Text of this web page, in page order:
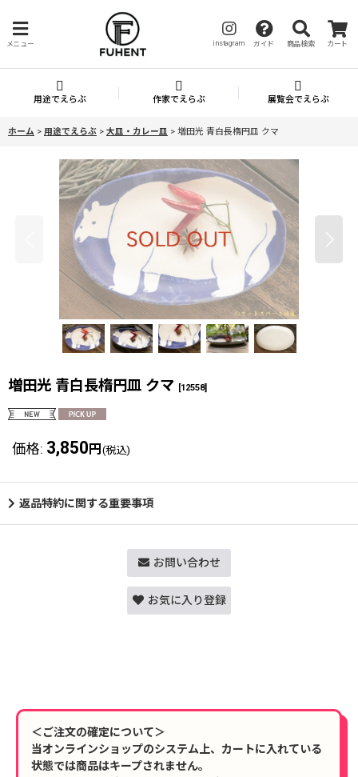
メニュー instagram ガイド 商品検索 カート
用途でえらぶ 作家でえらぶ 展覧会でえらぶ
ホーム > 用途でえらぶ > 大皿・カレー皿 > 増田光 青白長楕円皿 クマ
増田光 青白長楕円皿 クマ [12558]
価格: 3,850 円 (税込)
返品特約に関する重要事項
お問い合わせ
お気に入り登録
＜ご注文の確定について＞
当オンラインショップのシステム上、カートに入れている
状態では商品はキープされません。